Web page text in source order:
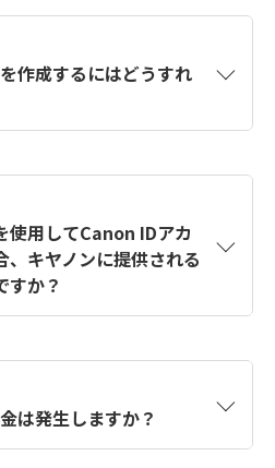
作成するにはどうすれ
は【カメラ】Canon IDとは
の作成方法は？をご確認く
使用してCanon IDアカ
、キヤノンに提供される
すか？
ら取得します。アカウントを
うに、この情報を使用して
ームを入力します。
は発生しますか？